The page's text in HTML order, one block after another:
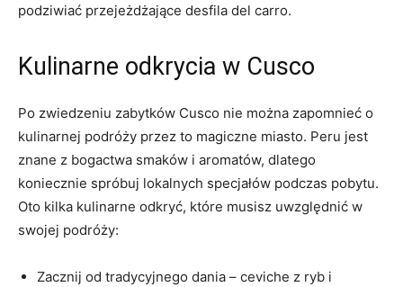
podziwiać ⁤przejeżdżające desfila del carro.
Kulinarne odkrycia⁤ w Cusco
Po zwiedzeniu zabytków Cusco ​nie można zapomnieć‍ o‍
kulinarnej⁤ podróży przez to magiczne ​miasto. Peru⁢ jest
znane ‌z bogactwa‍ smaków i aromatów, ‍dlatego
koniecznie spróbuj lokalnych specjałów podczas⁣ pobytu.
Oto kilka kulinarne odkryć, które musisz uwzględnić w
swojej podróży:
Zacznij od tradycyjnego ⁣dania – ceviche z⁣ ryb i